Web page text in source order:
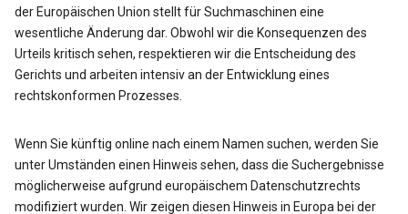
der Europäischen Union stellt für Suchmaschinen eine
wesentliche Änderung dar. Obwohl wir die Konsequenzen des
Urteils kritisch sehen, respektieren wir die Entscheidung des
Gerichts und arbeiten intensiv an der Entwicklung eines
rechtskonformen Prozesses.
Wenn Sie künftig online nach einem Namen suchen, werden Sie
unter Umständen einen Hinweis sehen, dass die Suchergebnisse
möglicherweise aufgrund europäischem Datenschutzrechts
modifiziert wurden. Wir zeigen diesen Hinweis in Europa bei der